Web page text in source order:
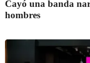
Cayó una banda
hombres